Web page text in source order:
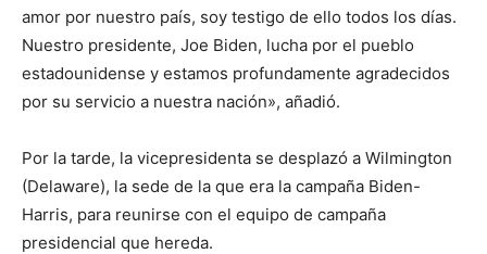
amor por nuestro país, soy testigo de ello todos los días.
Nuestro presidente, Joe Biden, lucha por el pueblo
estadounidense y estamos profundamente agradecidos
por su servicio a nuestra nación», añadió.
Por la tarde, la vicepresidenta se desplazó a Wilmington
(Delaware), la sede de la que era la campaña Biden-
Harris, para reunirse con el equipo de campaña
presidencial que hereda.